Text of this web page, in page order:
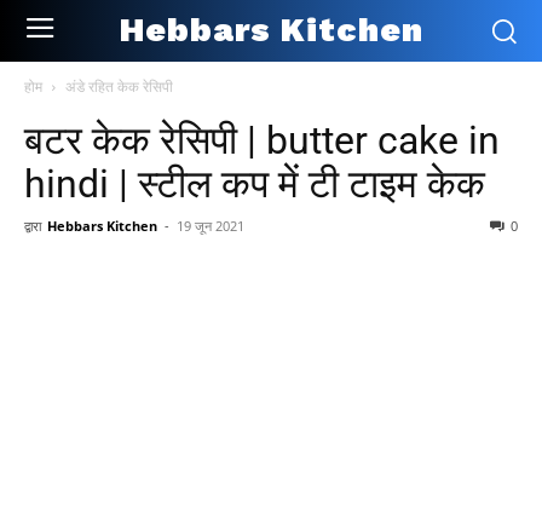
Hebbars Kitchen
होम अंडे रहित केक रेसिपी
बटर केक रेसिपी | butter cake in
hindi | स्टील कप में टी टाइम केक
द्वारा Hebbars Kitchen - 19 जून 2021 0